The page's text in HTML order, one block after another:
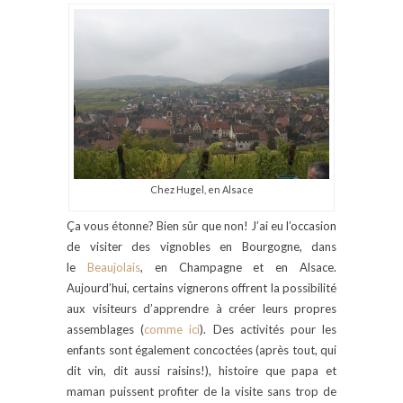
Chez Hugel, en Alsace
Ça vous étonne? Bien sûr que non! J’ai eu l’occasion
de visiter des vignobles en Bourgogne, dans
le Beaujolais, en Champagne et en Alsace.
Aujourd’hui, certains vignerons offrent la possibilité
aux visiteurs d’apprendre à créer leurs propres
assemblages (comme ici). Des activités pour les
enfants sont également concoctées (après tout, qui
dit vin, dit aussi raisins!), histoire que papa et
maman puissent profiter de la visite sans trop de